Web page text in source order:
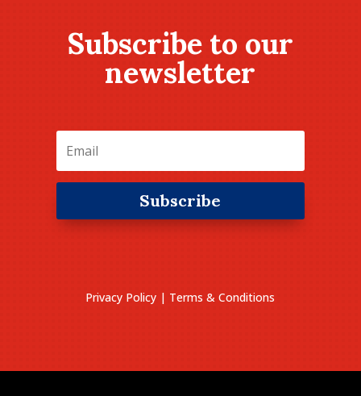
Subscribe to our
newsletter
Subscribe
Privacy Policy | Terms & Conditions